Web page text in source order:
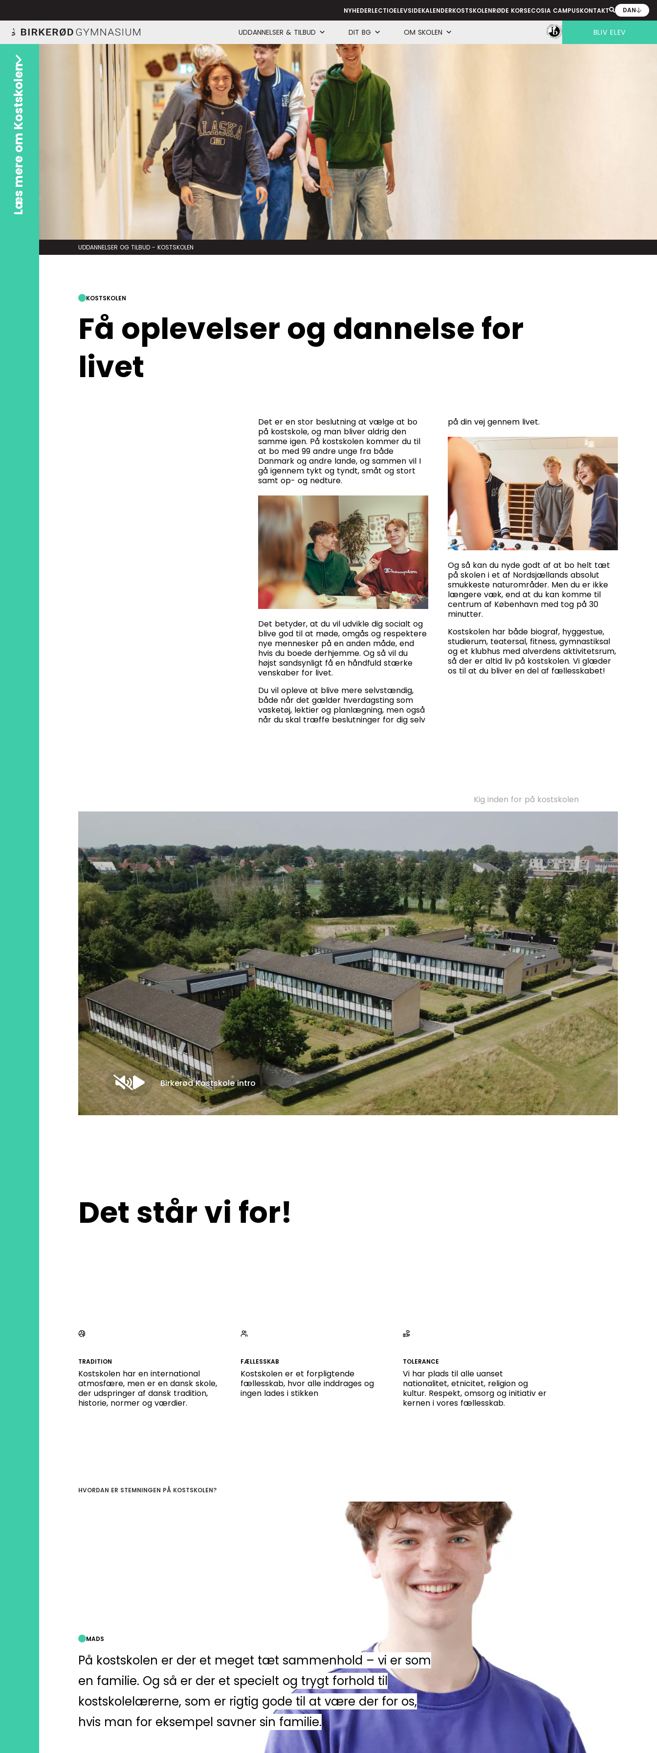
NYHEDERLECTIOELEVSIDEKALENDERKOSTSKOLENRØDE KORSECOSIA CAMPUSKONTAKT
DAN
ENG
UDDANNELSER & TILBUD DIT BG OM SKOLEN BLIV ELEV
Læs mere om Kostskolen
UDDANNELSER OG TILBUD - KOSTSKOLEN
KOSTSKOLEN
Få oplevelser og dannelse for
livet
Det er en stor beslutning at vælge at bo
på kostskole, og man bliver aldrig den
samme igen. På kostskolen kommer du til
at bo med 99 andre unge fra både
Danmark og andre lande, og sammen vil I
gå igennem tykt og tyndt, småt og stort
samt op- og nedture.
Det betyder, at du vil udvikle dig socialt og
blive god til at møde, omgås og respektere
nye mennesker på en anden måde, end
hvis du boede derhjemme. Og så vil du
højst sandsynligt få en håndfuld stærke
venskaber for livet.
Du vil opleve at blive mere selvstændig,
både når det gælder hverdagsting som
vasketøj, lektier og planlægning, men også
når du skal træffe beslutninger for dig selv
på din vej gennem livet.
Og så kan du nyde godt af at bo helt tæt
på skolen i et af Nordsjællands absolut
smukkeste naturområder. Men du er ikke
længere væk, end at du kan komme til
centrum af København med tog på 30
minutter.
Kostskolen har både biograf, hyggestue,
studierum, teatersal, fitness, gymnastiksal
og et klubhus med alverdens aktivitetsrum,
så der er altid liv på kostskolen. Vi glæder
os til at du bliver en del af fællesskabet!
Kig inden for på kostskolen
Birkerød Kostskole intro
Det står vi for!
TRADITION
Kostskolen har en international
atmosfære, men er en dansk skole,
der udspringer af dansk tradition,
historie, normer og værdier.
FÆLLESSKAB
Kostskolen er et forpligtende
fællesskab, hvor alle inddrages og
ingen lades i stikken
TOLERANCE
Vi har plads til alle uanset
nationalitet, etnicitet, religion og
kultur. Respekt, omsorg og initiativ er
kernen i vores fællesskab.
HVORDAN ER STEMNINGEN PÅ KOSTSKOLEN?
MADS
På kostskolen er der et meget tæt sammenhold – vi er som
en familie. Og så er der et specielt og trygt forhold til
kostskolelærerne, som er rigtig gode til at være der for os,
hvis man for eksempel savner sin familie.